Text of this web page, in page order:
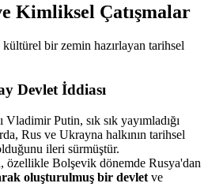
Kimliksel Çatışmalar
bir zemin hazırlayan tarihsel
Devlet İddiası
Putin, sık sık yayımladığı
Rus ve Ukrayna halkının tarihsel
ileri sürmüştür.
özellikle Bolşevik dönemde Rusya'dan
oluşturulmuş bir devlet ve